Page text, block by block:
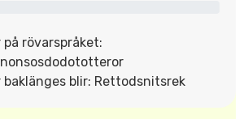
rövarspråket:
blir: Rettodsnitsrek